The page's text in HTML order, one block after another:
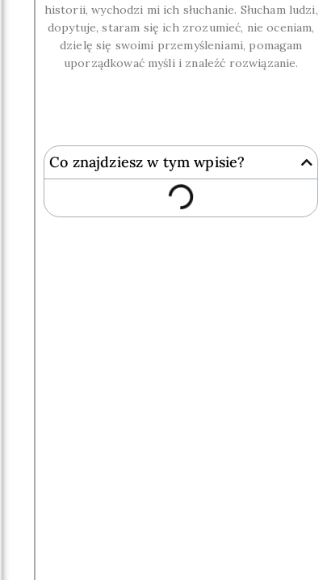
historii, wychodzi mi ich słuchanie. Słucham ludzi,
dopytuje, staram się ich zrozumieć, nie oceniam,
dzielę się swoimi przemyśleniami, pomagam
uporządkować myśli i znaleźć rozwiązanie.
Co znajdziesz w tym wpisie?